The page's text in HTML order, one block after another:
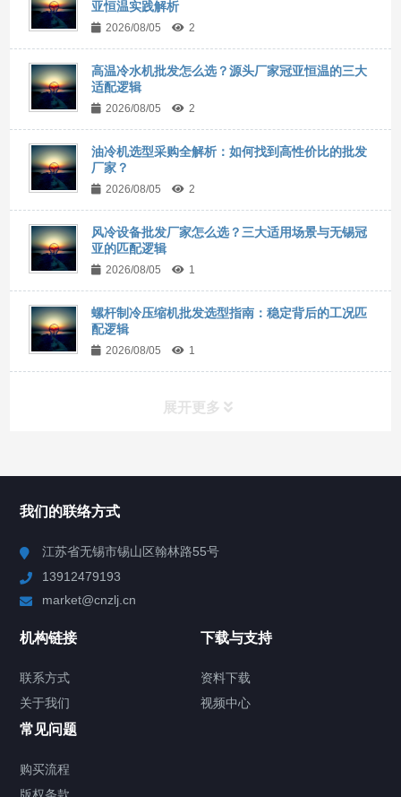
亚恒温实践解析
2026/08/05 2
高温冷水机批发怎么选？源头厂家冠亚恒温的三大
适配逻辑
2026/08/05 2
油冷机选型采购全解析：如何找到高性价比的批发
厂家？
2026/08/05 2
风冷设备批发厂家怎么选？三大适用场景与无锡冠
亚的匹配逻辑
2026/08/05 1
螺杆制冷压缩机批发选型指南：稳定背后的工况匹
配逻辑
2026/08/05 1
展开更多
Chiller高精度制冷循环器
TCU温度控制单元
Chiller气体控温系统
我们的联络方式
江苏省无锡市锡山区翰林路55号
13912479193
market@cnzlj.cn
机构链接
联系方式
关于我们
下载与支持
资料下载
视频中心
常见问题
购买流程
版权条款